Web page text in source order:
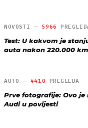
NOVOSTI — 5966
Test: U kakvom je
auta nakon 220.000
AUTO — 4410 PREGLEDA
Prve fotografije: Ovo
Audi u povijesti